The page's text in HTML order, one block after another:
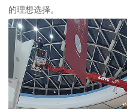
的理想选择。